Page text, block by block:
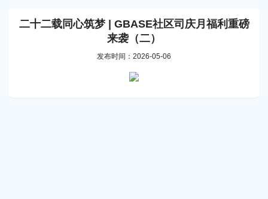
二十二载同心筑梦 | GBASE社区司庆月福利重磅
来袭（二）
发布时间：2026-05-06